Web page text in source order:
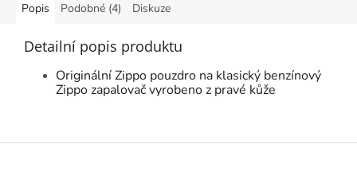
Popis Podobné (4) Diskuze
Detailní popis produktu
Originální Zippo pouzdro na klasický benzínový
Zippo zapalovač vyrobeno z pravé kůže
Z